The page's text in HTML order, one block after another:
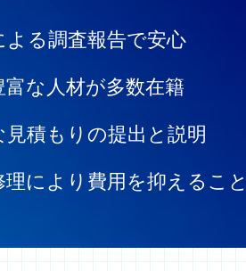
よる調査報告で安心
富な人材が多数在籍
見積もりの提出と説明
理により費用を抑えるこ